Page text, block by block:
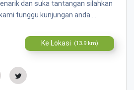
dan suka tantangan silahkan
tunggu kunjungan anda....
Ke Lokasi (13.9 km)